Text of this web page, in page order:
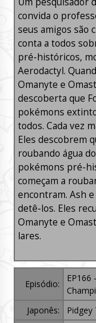
convida o
seus amigos são
conta a todos
pré-históricos,
Aerodactyl.
Omanyte e
descoberta que
pokémons
todos. Cada vez
Eles descobrem
roubando água
pokémons pré-
começam a
encontram. Ash
detê-los. Eles
Omanyte e
lares.
Episódio:
EP166
Japonês:
Pidgey